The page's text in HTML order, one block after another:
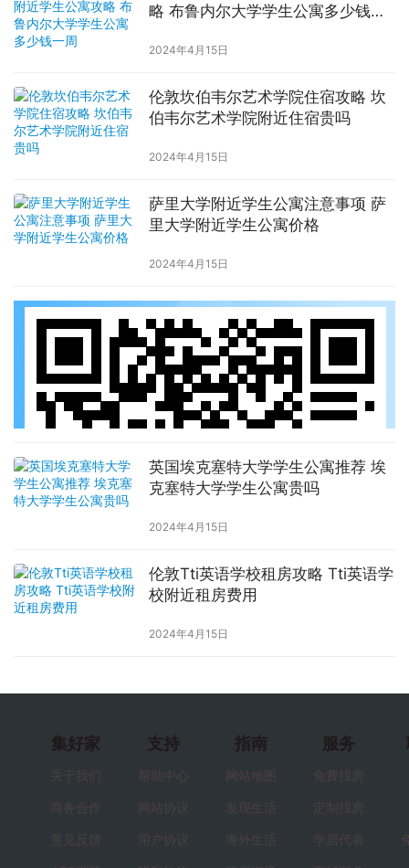
略 布鲁内尔大学学生公寓多少钱一
2024年4月15日
伦敦坎伯韦尔艺术学院住宿攻略 坎
伯韦尔艺术学院附近住宿贵吗
2024年4月15日
萨里大学附近学生公寓注意事项 萨
里大学附近学生公寓价格
2024年4月15日
英国埃克塞特大学学生公寓推荐 埃
克塞特大学学生公寓贵吗
2024年4月15日
伦敦Tti英语学校租房攻略 Tti英语学
校附近租房费用
2024年4月15日
集好家
关于我们
商务合作
意见反馈
支持
帮助中心
网站协议
用户协议
指南
网站地图
发现生活
海外生活
服务
免费找房
定制找房
学居代表